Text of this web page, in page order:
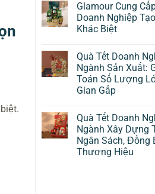
Glamour Cung
Doanh Nghiệp
Khác Biệt
Quà Tết Doanh
Ngành Sản Xuất:
Toán Số Lượng
Gian Gấp
Quà Tết Doanh
Ngành Xây Dựng
Ngân Sách, Đồng
Thương Hiệu